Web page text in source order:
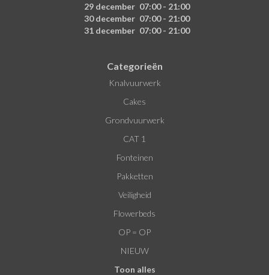
29 december 07:00 - 21:00
30 december 07:00 - 21:00
31 december 07:00 - 21:00
Categorieën
Knalvuurwerk
Cakes
Grondvuurwerk
CAT 1
Fonteinen
Pakketten
Veiligheid
Flowerbeds
OP = OP
NIEUW
Toon alles